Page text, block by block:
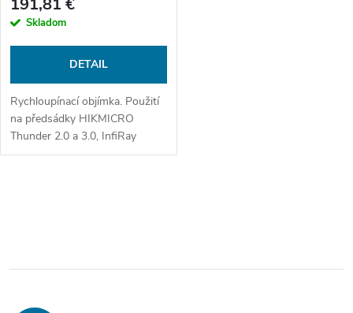
191,81 €
Skladom
DETAIL
Rychloupínací objímka. Použití
na předsádky HIKMICRO
Thunder 2.0 a 3.0, InfiRay
MATE a ThermTec Hunt.
l